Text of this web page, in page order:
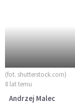
(fot. shutterstock.com)
8 lat temu
Andrzej Malec